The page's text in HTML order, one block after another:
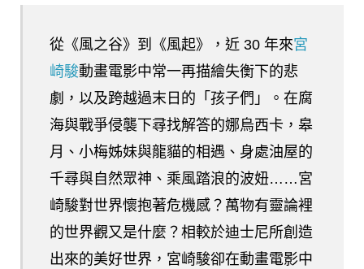
從《風之谷》到《風起》，近 30 年來宮
崎駿動畫電影中常一再描繪失衡下的悲
劇，以及跨越過末日的「孩子們」。在腐
海與戰爭侵襲下尋找解答的娜烏西卡，皋
月、小梅姊妹與龍貓的相遇、身處油屋的
千尋與自然眾神、乘風踏浪的波妞……宮
崎駿對世界懷抱著危機感？萬物有靈論裡
的世界觀又是什麼？相較於迪士尼所創造
出來的美好世界，宮崎駿卻在動畫電影中